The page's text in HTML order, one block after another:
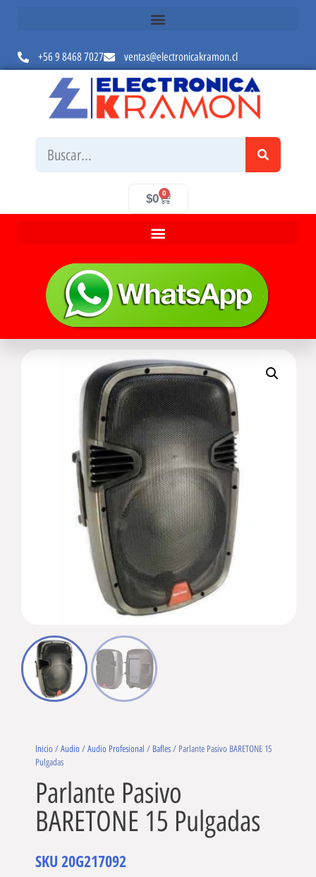
+56 9 8468 7027 ventas@electronicakramon.cl
$0 0
Inicio / Audio / Audio Profesional / Bafles / Parlante Pasivo BARETONE 15
Pulgadas
Parlante Pasivo
BARETONE 15 Pulgadas
SKU 20G217092